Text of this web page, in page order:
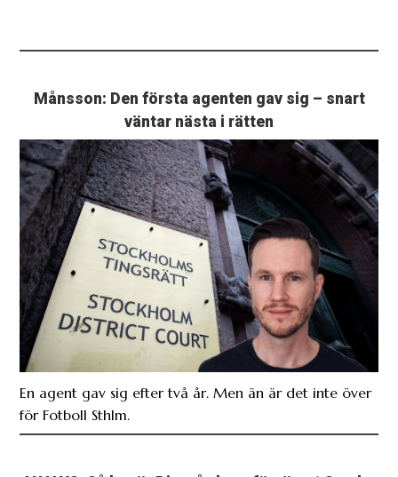
Månsson: Den första agenten gav sig – snart
väntar nästa i rätten
En agent gav sig efter två år. Men än är det inte över
för Fotboll Sthlm.